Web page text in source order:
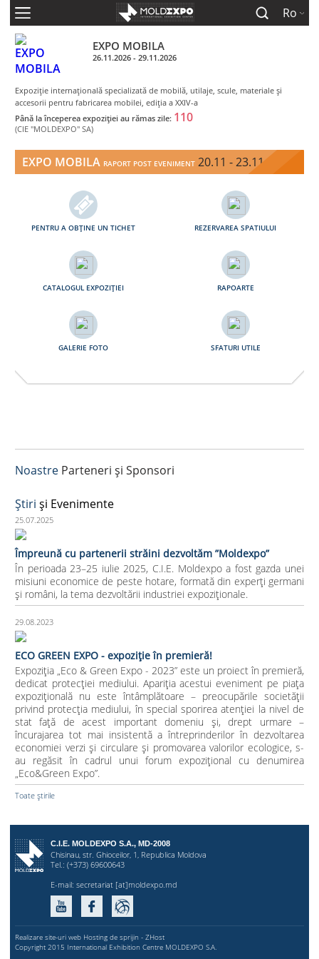
Ro
EXPO MOBILA
26.11.2026 - 29.11.2026
Expoziţie internaţională specializată de mobilă, utilaje, scule, materiale şi
accesorii pentru fabricarea mobilei, ediţia a XXIV-a
Până la începerea expoziției au rămas zile: 110
(CIE "MOLDEXPO" SA)
EXPO MOBILA RAPORT POST EVENIMENT 20.11 - 23.11.2025
PENTRU A OBȚINE UN TICHET REZERVAREA SPATIULUI
CATALOGUL EXPOZIȚIEI RAPOARTE
GALERIE FOTO SFATURI UTILE
Noastre Parteneri și Sponsori
Ştiri și Evenimente
25.07.2025
Împreună cu partenerii străini dezvoltăm ”Moldexpo”
În perioada 23–25 iulie 2025, C.I.E. Moldexpo a fost gazda unei
misiuni economice de peste hotare, formată din experți germani
și români, la tema dezvoltării industriei expoziționale.
29.08.2023
ECO GREEN EXPO - expoziție în premieră!
Expoziția „Eco & Green Expo - 2023” este un proiect în premieră,
dedicat protecției mediului. Apariția acestui eveniment pe piața
expozițională nu este întâmplătoare – preocupările societății
privind protecția mediului, în special sporirea atenției la nivel de
stat față de acest important domeniu și, drept urmare –
încurajarea tot mai insistentă a întreprinderilor în dezvoltarea
economiei verzi și circulare și promovarea valorilor ecologice, s-
au regăsit în cadrul unui forum expozițional cu denumirea
„Eco&Green Expo”.
Toate știrile
C.I.E. MOLDEXPO S.A., MD-2008
Chisinau, str. Ghioceilor, 1, Republica Moldova
Tel.: (+373) 69600643
E-mail: secretariat [at]moldexpo.md
Realizare site-uri web Hosting de sprijin - ZHost
Copyright 2015 International Exhibition Centre MOLDEXPO S.A.